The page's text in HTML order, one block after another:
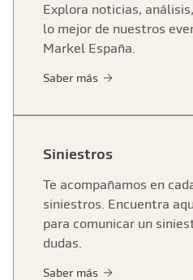
Explora noticias,
lo mejor de nuestros
Markel España.
Saber más
Siniestros
Te acompañamos en
siniestros. Encuentra
para comunicar un
dudas.
Saber más